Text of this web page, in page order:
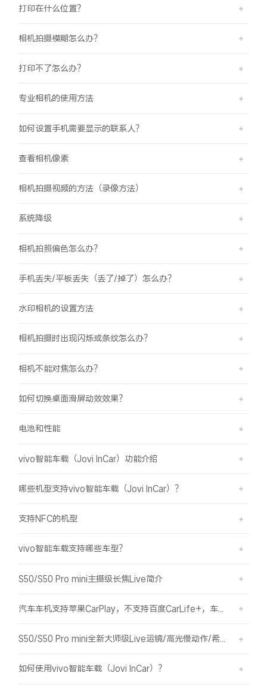
打印在什么位置？
相机拍摄模糊怎么办？
打印不了怎么办？
专业相机的使用方法
如何设置手机需要显示的联系人？
查看相机像素
相机拍摄视频的方法（录像方法）
系统降级
相机拍照偏色怎么办？
手机丢失/平板丢失（丢了/掉了）怎么办？
水印相机的设置方法
相机拍摄时出现闪烁或条纹怎么办？
相机不能对焦怎么办？
如何切换桌面滑屏动效效果？
电池和性能
vivo智能车载（Jovi InCar）功能介绍
哪些机型支持vivo智能车载（Jovi InCar）？
支持NFC的机型
vivo智能车载支持哪些车型？
S50/S50 Pro mini主摄级长焦Live简介
如何使用vivo智能车载（Jovi InCar）？